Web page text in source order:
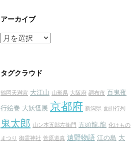
アーカイブ
ア
イ
タグクラウド
鶴岡天満宮 大江山 山形県 大阪府 調布市 百鬼夜
行絵巻 大妖怪展 京都府 新潟県 面掛行列
鬼太郎 山ン本五郎左衛門 五頭龍.龍 化けもの
まつり 御霊神社 菅原道真 遠野物語 江の島 大